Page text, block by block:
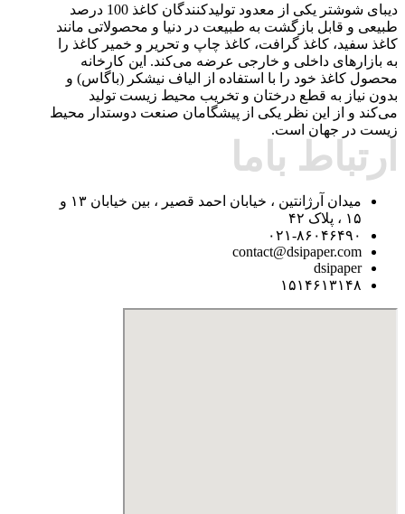
دیبای شوشتر یکی از معدود تولیدکنندگان کاغذ 100 درصد
طبیعی و قابل بازگشت به طبیعت در دنیا و محصولاتی مانند
کاغذ سفید، کاغذ گرافت، کاغذ چاپ و تحریر و خمیر کاغذ را
به بازارهای داخلی و خارجی عرضه می‌کند. این کارخانه
محصول کاغذ خود را با استفاده از الیاف نیشکر (باگاس) و
بدون نیاز به قطع درختان و تخریب محیط زیست تولید
می‌کند و از این نظر یکی از پیشگامان صنعت دوستدار محیط
زیست در جهان است.
ارتباط باما
میدان آرژانتین ، خیابان احمد قصیر ، بین خیابان ۱۳ و
۱۵ ، پلاک ۴۲
۰۲۱-۸۶۰۴۶۴۹۰
contact@dsipaper.com
dsipaper
۱۵۱۴۶۱۳۱۴۸